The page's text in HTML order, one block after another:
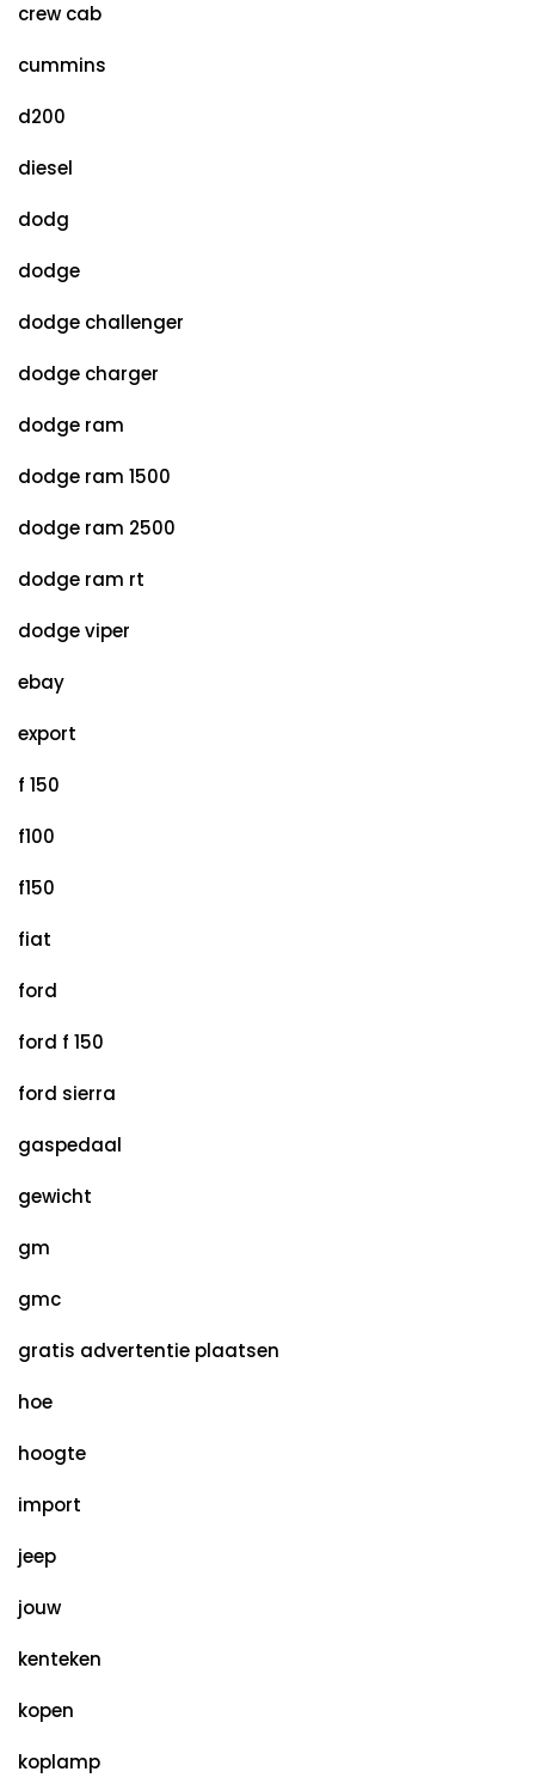
crew cab
cummins
d200
diesel
dodg
dodge
dodge challenger
dodge charger
dodge ram
dodge ram 1500
dodge ram 2500
dodge ram rt
dodge viper
ebay
export
f 150
f100
f150
fiat
ford
ford f 150
ford sierra
gaspedaal
gewicht
gm
gmc
gratis advertentie plaatsen
hoe
hoogte
import
jeep
jouw
kenteken
kopen
koplamp